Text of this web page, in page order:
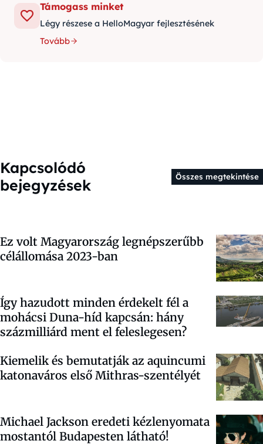
Támogass minket
Légy részese a HelloMagyar fejlesztésének
Tovább
Kapcsolódó
bejegyzések
Összes megtekintése
Ez volt Magyarország legnépszerűbb
célállomása 2023-ban
Így hazudott minden érdekelt fél a
mohácsi Duna-híd kapcsán: hány
százmilliárd ment el feleslegesen?
Kiemelik és bemutatják az aquincumi
katonaváros első Mithras-szentélyét
Michael Jackson eredeti kézlenyomata
mostantól Budapesten látható!